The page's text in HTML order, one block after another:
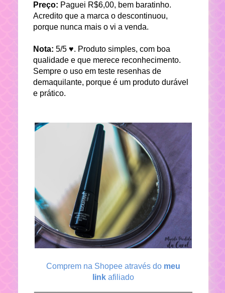
Preço: Paguei R$6,00, bem baratinho.
Acredito que a marca o descontinuou,
porque nunca mais o vi a venda.
Nota: 5/5 ♥. Produto simples, com boa
qualidade e que merece reconhecimento.
Sempre o uso em teste resenhas de
demaquilante, porque é um produto durável
e prático.
Comprem na Shopee através do meu
linkafiliado